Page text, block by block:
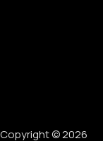
Copyright © 2026